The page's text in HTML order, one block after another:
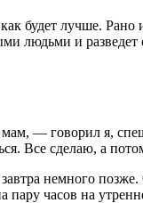
будет лучше. Рано
людьми и
— говорил я,
Все сделаю, а
немного позже.
пару часов на